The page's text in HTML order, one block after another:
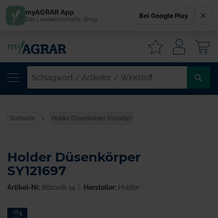
Startseite Holder Düsenkörper SY121697
Zum1
Holder Düsenkörper
SY121697
Artikel-Nr. 862008-14 Hersteller:Holder
myAGRAR App
Der Landwirtschafts-Shop Bei Google Play